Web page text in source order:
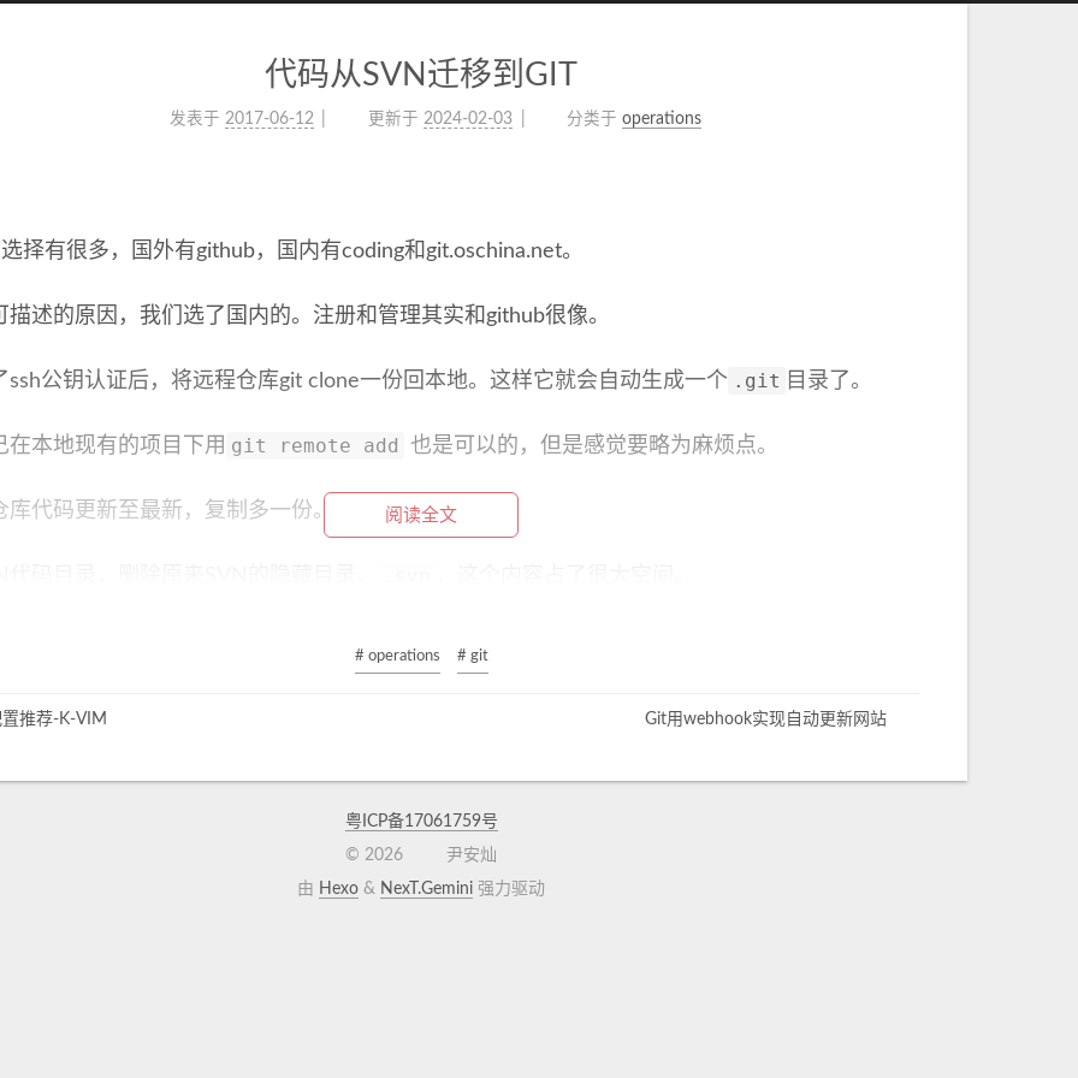
代码从SVN迁移到GIT
发表于 2017-06-12 更新于 2024-02-03 分类于 operations
择有很多，国外有github，国内有coding和git.oschina.net。
描述的原因，我们选了国内的。注册和管理其实和github很像。
ssh公钥认证后，将远程仓库git clone一份回本地。这样它就会自动生成一个 .git 目录了。
在本地现有的项目下用 git remote add 也是可以的，但是感觉要略为麻烦点。
库代码更新至最新，复制多一份。
. -type d -name ".svn"|xargs rm -rf
制的到git目录，并提交去远程仓库。
add -A
阅读全文
# operations # git
推荐-K-VIM Git用webhook实现自动更新网站
粤ICP备17061759号
©2026
尹安灿
由 Hexo & NexT.Gemini 强力驱动